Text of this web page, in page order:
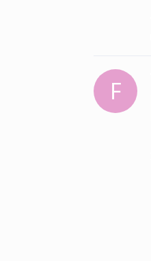
F